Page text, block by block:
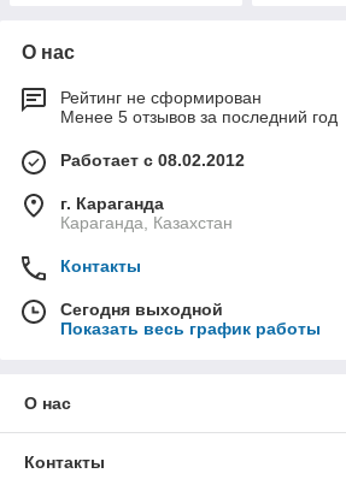
О нас
Рейтинг не сформирован
Менее 5 отзывов за последний год
Работает с 08.02.2012
г. Караганда
Караганда, Казахстан
Контакты
Сегодня выходной
Показать весь график работы
О нас
Контакты